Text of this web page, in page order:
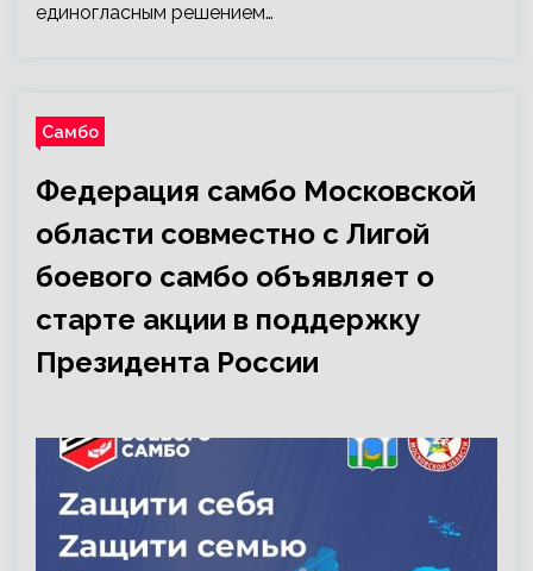
единогласным решением…
Самбо
Федерация самбо Московской
области совместно с Лигой
боевого самбо объявляет о
старте акции в поддержку
Президента России